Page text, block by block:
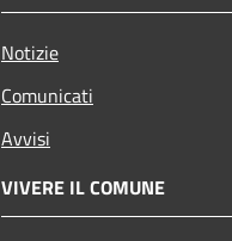
Notizie
Comunicati
Avvisi
VIVERE IL COMUNE